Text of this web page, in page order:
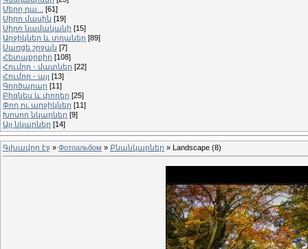
Սերը դա...
[61]
Սիրո մասին [19]
Սիրո նամականի [15]
Աղջիկներ և տղաներ [89]
Սառցե շրջան [7]
Հետաքրքիր [108]
Հումոր - մատներ [22]
Հումոր - այլ [13]
Գործարար [11]
Բիզնես և փողեր [25]
Փող ու աղջիկներ [11]
Խոսող նկարներ [9]
Այլ նկարներ [14]
Գլխավոր էջ » Фотоальбом » Բնանկարներ » Landscape (8)